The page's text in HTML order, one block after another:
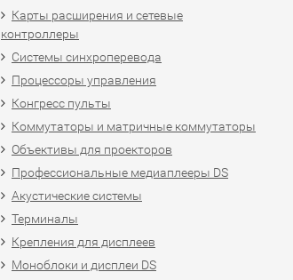
Карты расширения и сетевые
контроллеры
Системы синхроперевода
Процессоры управления
Конгресс пульты
Коммутаторы и матричные коммутаторы
Объективы для проекторов
Профессиональные медиаплееры DS
Акустические системы
Терминалы
Крепления для дисплеев
Моноблоки и дисплеи DS